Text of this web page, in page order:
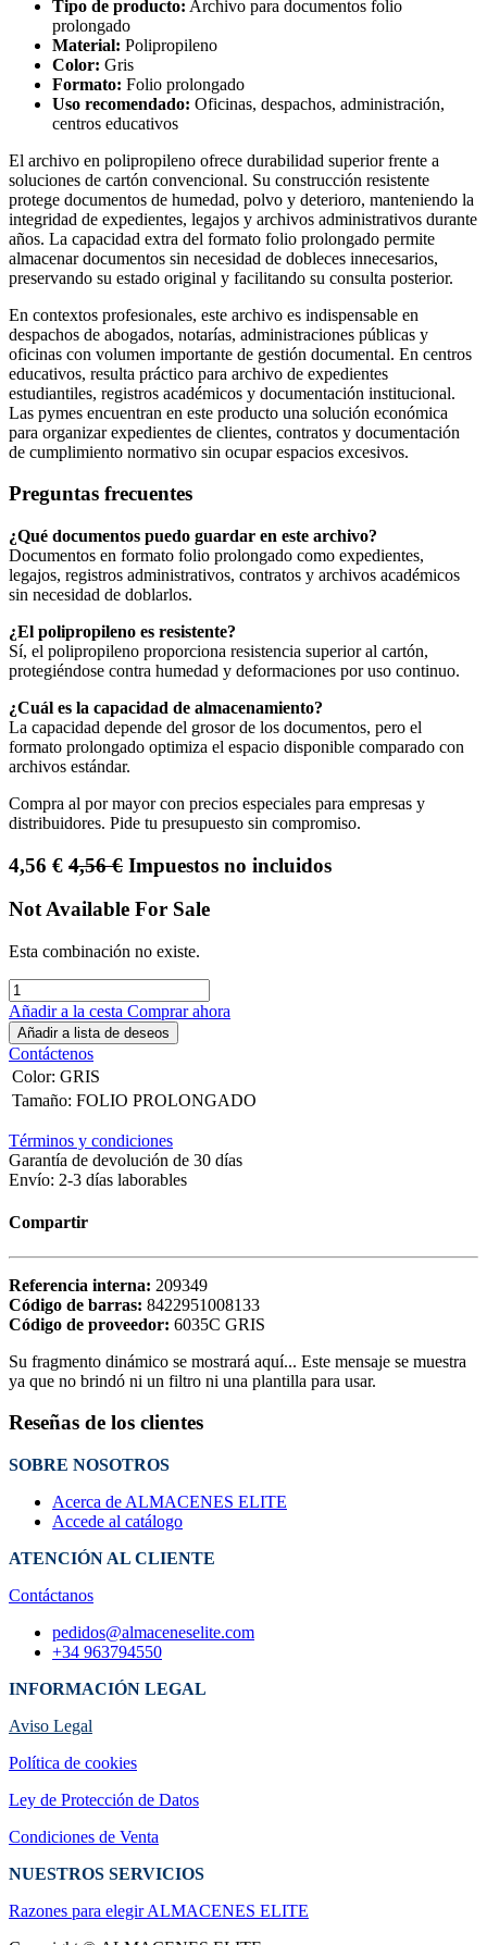
Tipo de producto: Archivo para documentos folio
prolongado
Material: Polipropileno
Color: Gris
Formato: Folio prolongado
Uso recomendado: Oficinas, despachos, administración,
centros educativos
El archivo en polipropileno ofrece durabilidad superior frente a
soluciones de cartón convencional. Su construcción resistente
protege documentos de humedad, polvo y deterioro, manteniendo la
integridad de expedientes, legajos y archivos administrativos durante
años. La capacidad extra del formato folio prolongado permite
almacenar documentos sin necesidad de dobleces innecesarios,
preservando su estado original y facilitando su consulta posterior.
En contextos profesionales, este archivo es indispensable en
despachos de abogados, notarías, administraciones públicas y
oficinas con volumen importante de gestión documental. En centros
educativos, resulta práctico para archivo de expedientes
estudiantiles, registros académicos y documentación institucional.
Las pymes encuentran en este producto una solución económica
para organizar expedientes de clientes, contratos y documentación
de cumplimiento normativo sin ocupar espacios excesivos.
Preguntas frecuentes
¿Qué documentos puedo guardar en este archivo?
Documentos en formato folio prolongado como expedientes,
legajos, registros administrativos, contratos y archivos académicos
sin necesidad de doblarlos.
¿El polipropileno es resistente?
Sí, el polipropileno proporciona resistencia superior al cartón,
protegiéndose contra humedad y deformaciones por uso continuo.
¿Cuál es la capacidad de almacenamiento?
La capacidad depende del grosor de los documentos, pero el
formato prolongado optimiza el espacio disponible comparado con
archivos estándar.
Compra al por mayor con precios especiales para empresas y
distribuidores. Pide tu presupuesto sin compromiso.
4,56 € 4,56€ Impuestos no incluidos
Not Available For Sale
Esta combinación no existe.
Añadir a la cesta Comprar ahora
Añadir a lista de deseos
Contáctenos
Color: GRIS
Tamaño: FOLIO PROLONGADO
Términos y condiciones
Garantía de devolución de 30 días
Envío: 2-3 días laborables
Compartir
Referencia interna: 209349
Código de barras: 8422951008133
Código de proveedor: 6035C GRIS
Su fragmento dinámico se mostrará aquí... Este mensaje se muestra
ya que no brindó ni un filtro ni una plantilla para usar.
Reseñas de los clientes
SOBRE NOSOTROS
Acerca de ALMACENES ELITE
Accede al catálogo
ATENCIÓN AL CLIENTE
Contáctanos
pedidos@almaceneselite.com
+34 963794550
INFORMACIÓN LEGAL
Aviso Legal
Política de cookies
Ley de Protección de Datos
Condiciones de Venta
NUESTROS SERVICIOS
Razones para elegir ALMACENES ELI​TE